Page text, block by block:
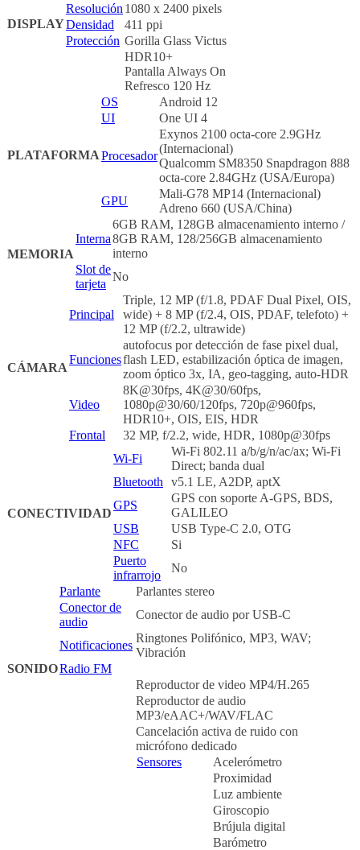
DISPLAY
Resolución 1080 x 2400 pixels
Densidad
411 ppi
Protección Gorilla Glass Victus
HDR10+
Pantalla Always On
Refresco 120 Hz
PLATAFORMA
OS
Android 12
UI
One UI 4
Procesador
Exynos 2100 octa-core 2.9GHz
(Internacional)
Qualcomm SM8350 Snapdragon 888
octa-core 2.84GHz (USA/Europa)
GPU
Mali-G78 MP14 (Internacional)
Adreno 660 (USA/China)
MEMORIA
Interna
6GB RAM, 128GB almacenamiento interno /
8GB RAM, 128/256GB almacenamiento
interno
Slot de
tarjeta
No
CÁMARA
Principal
Triple, 12 MP (f/1.8, PDAF Dual Pixel, OIS,
wide) + 8 MP (f/2.4, OIS, PDAF, telefoto) +
12 MP (f/2.2, ultrawide)
Funciones
autofocus por detección de fase pixel dual,
flash LED, estabilización óptica de imagen,
zoom óptico 3x, IA, geo-tagging, auto-HDR
Video
8K@30fps, 4K@30/60fps,
1080p@30/60/120fps, 720p@960fps,
HDR10+, OIS, EIS, HDR
Frontal
32 MP, f/2.2, wide, HDR, 1080p@30fps
CONECTIVIDAD
Wi-Fi
Wi-Fi 802.11 a/b/g/n/ac/ax; Wi-Fi
Direct; banda dual
Bluetooth
v5.1 LE, A2DP, aptX
GPS
GPS con soporte A-GPS, BDS,
GALILEO
USB
USB Type-C 2.0, OTG
NFC
Si
Puerto
infrarrojo
No
SONIDO
Parlante
Parlantes stereo
Conector de
audio
Conector de audio por USB-C
Notificaciones
Ringtones Polifónico, MP3, WAV;
Vibración
Radio FM
Reproductor de video MP4/H.265
Reproductor de audio
MP3/eAAC+/WAV/FLAC
Cancelación activa de ruido con
micrófono dedicado
Sensores
Acelerómetro
Proximidad
Luz ambiente
Giroscopio
Brújula digital
Barómetro